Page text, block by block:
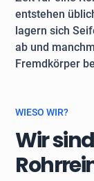
entstehen
lagern sich
ab und
Fremdkörper
WIESO WIR?
Wir